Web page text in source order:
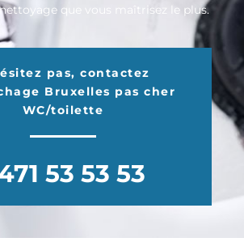
que vous maîtrisez le plus.
pas, contactez
Bruxelles pas cher
WC/toilette
53 53 53